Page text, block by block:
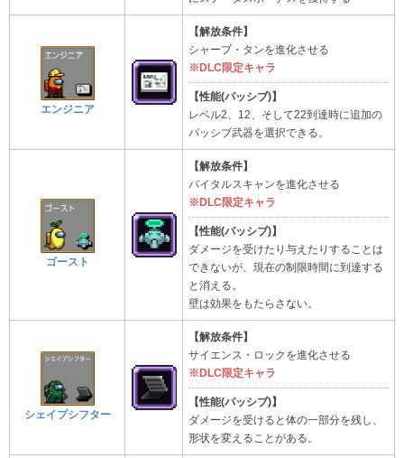
エンジニア
【解放条件】
シャープ・タンを進化させる
※DLC限定キャラ
【性能(パッシブ)】
レベル2、12、そして22到達時に追加の
パッシブ武器を選択できる。
ゴースト
【解放条件】
バイタルスキャンを進化させる
※DLC限定キャラ
【性能(パッシブ)】
ダメージを受けたり与えたりすることは
できないが、現在の制限時間に到達する
と消える。
壁は効果をもたらさない。
シェイプシフター
【解放条件】
サイエンス・ロックを進化させる
※DLC限定キャラ
【性能(パッシブ)】
ダメージを受けると体の一部分を残し、
形状を変えることがある。